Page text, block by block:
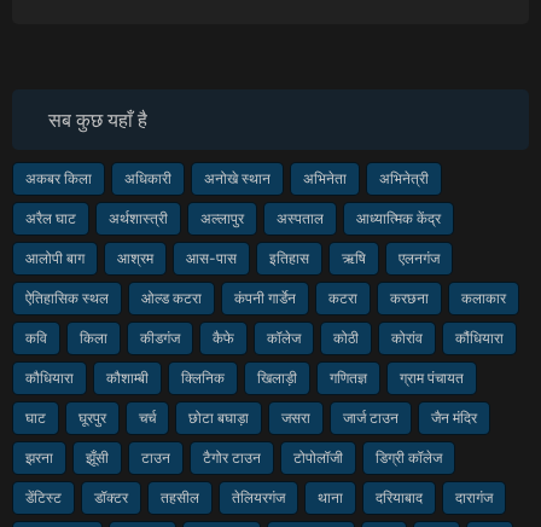
सब कुछ यहाँ है
अकबर किला अधिकारी अनोखे स्थान अभिनेता अभिनेत्री
अरैल घाट अर्थशास्त्री अल्लापुर अस्पताल आध्यात्मिक केंद्र
आलोपी बाग आश्रम आस-पास इतिहास ऋषि एलनगंज
ऐतिहासिक स्थल ओल्ड कटरा कंपनी गार्डेन कटरा करछना कलाकार
कवि किला कीडगंज कैफे कॉलेज कोठी कोरांव कौंधियारा
कौधियारा कौशाम्बी क्लिनिक खिलाड़ी गणितज्ञ ग्राम पंचायत
घाट घूरपुर चर्च छोटा बघाड़ा जसरा जार्ज टाउन जैन मंदिर
झरना झूँसी टाउन टैगोर टाउन टोपोलॉजी डिग्री कॉलेज
डेंटिस्ट डॉक्टर तहसील तेलियरगंज थाना दरियाबाद दारागंज